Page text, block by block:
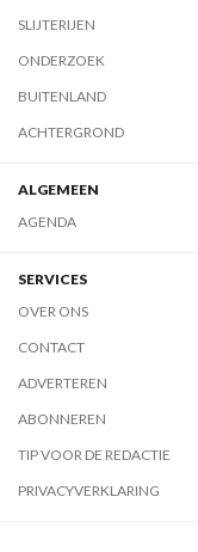
SLIJTERIJEN
ONDERZOEK
BUITENLAND
ACHTERGROND
ALGEMEEN
AGENDA
SERVICES
OVER ONS
CONTACT
ADVERTEREN
ABONNEREN
TIP VOOR DE REDACTIE
PRIVACYVERKLARING